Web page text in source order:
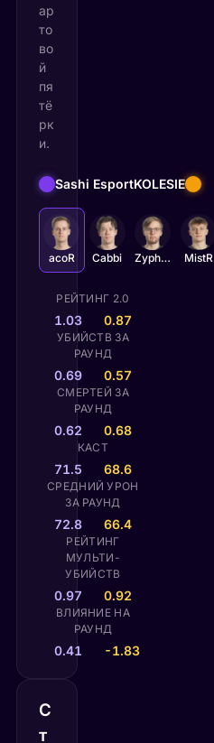
ар
то
во
й
пя
тё
рк
и.
Sashi EsportKOLESIE
acoR Cabbi Zyphon MistR
РЕЙТИНГ 2.0
1.03 0.87
УБИЙСТВ ЗА
РАУНД
0.69 0.57
СМЕРТЕЙ ЗА
РАУНД
0.62 0.68
КАСТ
71.5 68.6
СРЕДНИЙ УРОН
ЗА РАУНД
72.8 66.4
РЕЙТИНГ
МУЛЬТИ-
УБИЙСТВ
0.97 0.92
ВЛИЯНИЕ НА
РАУНД
0.41 -1.83
С
т